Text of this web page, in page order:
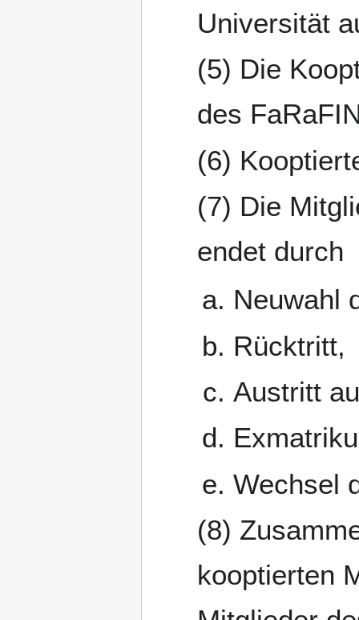
Universität
Die
des
Die
endet durch
Neuwahl
Rücktritt,
Austritt
Wechsel
kooptierten